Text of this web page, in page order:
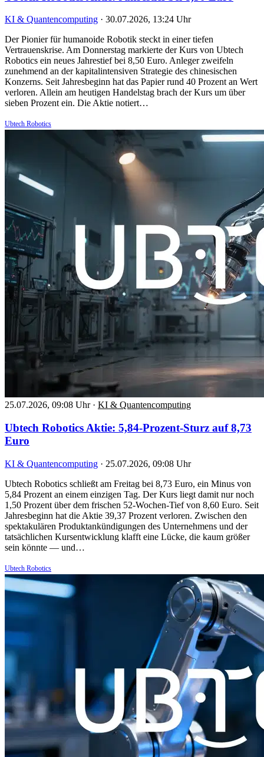
KI & Quantencomputing · 30.07.2026, 13:24 Uhr
Der Pionier für humanoide Robotik steckt in einer tiefen
Vertrauenskrise. Am Donnerstag markierte der Kurs von Ubtech
Robotics ein neues Jahrestief bei 8,50 Euro. Anleger zweifeln
zunehmend an der kapitalintensiven Strategie des chinesischen
Konzerns. Seit Jahresbeginn hat das Papier rund 40 Prozent an Wert
verloren. Allein am heutigen Handelstag brach der Kurs um über
sieben Prozent ein. Die Aktie notiert…
Ubtech Robotics
25.07.2026, 09:08 Uhr · KI & Quantencomputing
Ubtech Robotics Aktie: 5,84-Prozent-Sturz auf 8,73
Euro
KI & Quantencomputing · 25.07.2026, 09:08 Uhr
Ubtech Robotics schließt am Freitag bei 8,73 Euro, ein Minus von
5,84 Prozent an einem einzigen Tag. Der Kurs liegt damit nur noch
1,50 Prozent über dem frischen 52-Wochen-Tief von 8,60 Euro. Seit
Jahresbeginn hat die Aktie 39,37 Prozent verloren. Zwischen den
spektakulären Produktankündigungen des Unternehmens und der
tatsächlichen Kursentwicklung klafft eine Lücke, die kaum größer
sein könnte — und…
Ubtech Robotics